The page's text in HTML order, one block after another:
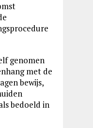
genomen
met de
bewijs,
bedoeld in